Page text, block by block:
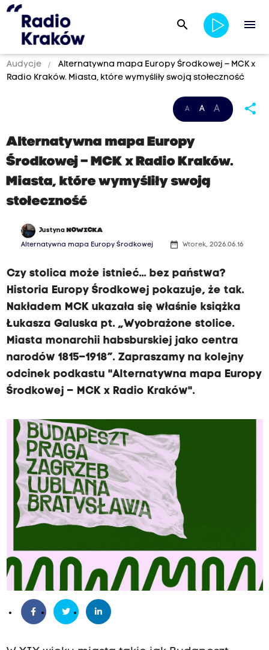
search menu
Audycje
Alternatywna mapa Europy Środkowej – MCK x
Radio Kraków. Miasta, które wymyśliły swoją stołeczność
A A A share
Alternatywna mapa Europy
Środkowej – MCK x Radio Kraków.
Miasta, które wymyśliły swoją
stołeczność
Justyna NOWICKA
Alternatywna mapa Europy Środkowej date_range Wtorek, 2026.06.16
Czy stolica może istnieć... bez państwa?
Historia Europy Środkowej pokazuje, że tak.
Nakładem MCK ukazała się właśnie książka
Łukasza Galuska pt. „Wyobrażone stolice.
Miasta monarchii habsburskiej jako centra
narodów 1815–1918”. Zapraszamy na kolejny
odcinek podkastu "Alternatywna mapa Europy
Środkowej – MCK x Radio Kraków".